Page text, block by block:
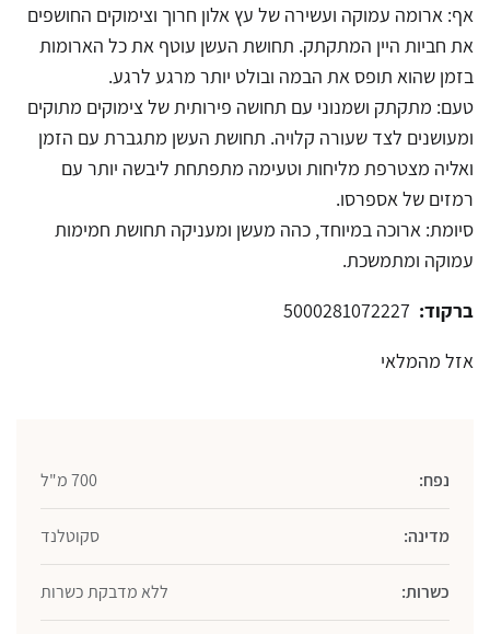
אף: ארומה עמוקה ועשירה של עץ אלון חרוך וצימוקים החושפים
את חביות היין המתקתק. תחושת העשן עוטף את כל הארומות
בזמן שהוא תופס את הבמה ובולט יותר מרגע לרגע.
טעם: מתקתק ושמנוני עם תחושה פירותית של צימוקים מתוקים
ומעושנים לצד שעורה קלויה. תחושת העשן מתגברת עם הזמן
ואליה מצטרפת מליחות וטעימה מתפתחת ליבשה יותר עם
רמזים של אספרסו.
סיומת: ארוכה במיוחד, כהה מעשן ומעניקה תחושת חמימות
עמוקה ומתמשכת.
ברקוד:
אזל מהמלאי
נפח: 700 מ"ל
מדינה: סקוטלנד
כשרות: ללא מדבקת כשרות